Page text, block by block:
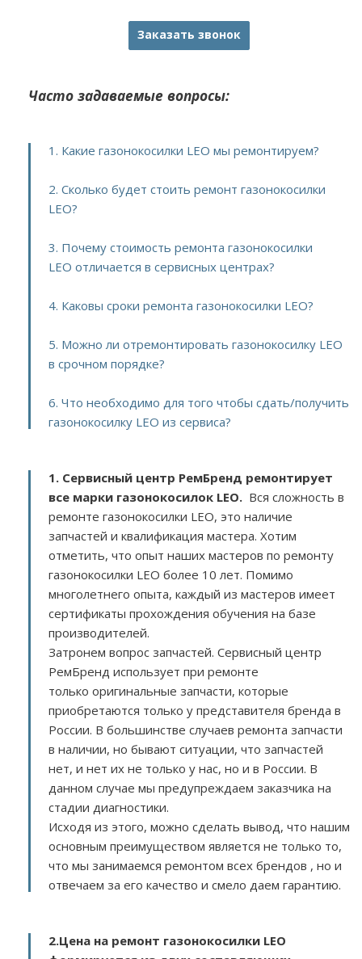
Заказать звонок
Часто задаваемые вопросы:
1. Какие газонокосилки LEO мы ремонтируем?
2. Сколько будет стоить ремонт газонокосилки
LEO?
3. Почему стоимость ремонта газонокосилки
LEO отличается в сервисных центрах?
4. Каковы сроки ремонта газонокосилки LEO?
5. Можно ли отремонтировать газонокосилку LEO
в срочном порядке?
6. Что необходимо для того чтобы сдать/получить
газонокосилку LEO из сервиса?
1. Сервисный центр РемБренд ремонтирует
все марки газонокосилок LEO. Вся сложность в
ремонте газонокосилки LEO, это наличие
запчастей и квалификация мастера. Хотим
отметить, что опыт наших мастеров по ремонту
газонокосилки LEO более 10 лет. Помимо
многолетнего опыта, каждый из мастеров имеет
сертификаты прохождения обучения на базе
производителей.
Затронем вопрос запчастей. Сервисный центр
РемБренд использует при ремонте
только оригинальные запчасти, которые
приобретаются только у представителя бренда в
России. В большинстве случаев ремонта запчасти
в наличии, но бывают ситуации, что запчастей
нет, и нет их не только у нас, но и в России. В
данном случае мы предупреждаем заказчика на
стадии диагностики.
Исходя из этого, можно сделать вывод, что нашим
основным преимуществом является не только то,
что мы занимаемся ремонтом всех брендов , но и
отвечаем за его качество и смело даем гарантию.
2.Цена на ремонт газонокосилки LEO